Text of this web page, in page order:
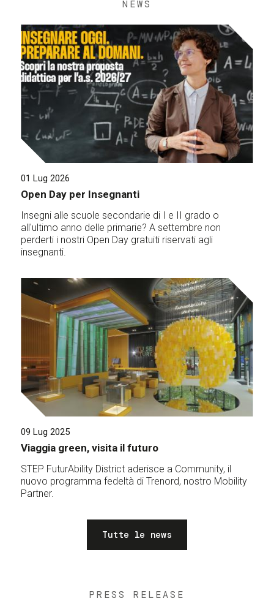
NEWS
01 Lug 2026
Open Day per Insegnanti
Insegni alle scuole secondarie di I e II grado o
all'ultimo anno delle primarie? A settembre non
perderti i nostri Open Day gratuiti riservati agli
insegnanti.
09 Lug 2025
Viaggia green, visita il futuro
STEP FuturAbility District aderisce a Community, il
nuovo programma fedeltà di Trenord, nostro Mobility
Partner.
Tutte le news
PRESS RELEASE